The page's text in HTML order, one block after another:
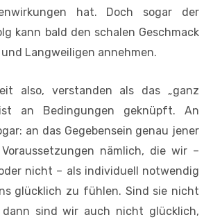
hat. Doch sogar der
kann bald den schalen Geschmack
Langweiligen annehmen.
also, verstanden als das „ganz
ist an Bedingungen geknüpft. An
an das Gegebensein genau jener
nämlich, die wir –
nicht – als individuell notwendig
glücklich zu fühlen. Sind sie nicht
dann sind wir auch nicht glücklich,